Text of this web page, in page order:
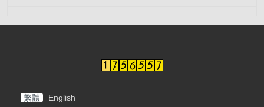
繁體 English